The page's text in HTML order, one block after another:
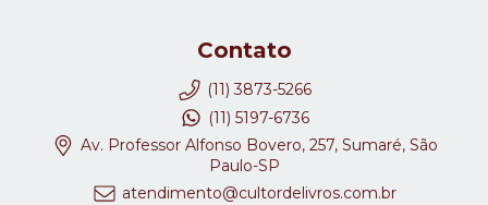
Contato
(11) 3873-5266
(11) 5197-6736
Av. Professor Alfonso Bovero, 257, Sumaré, São
Paulo-SP
atendimento@cultordelivros.com.br